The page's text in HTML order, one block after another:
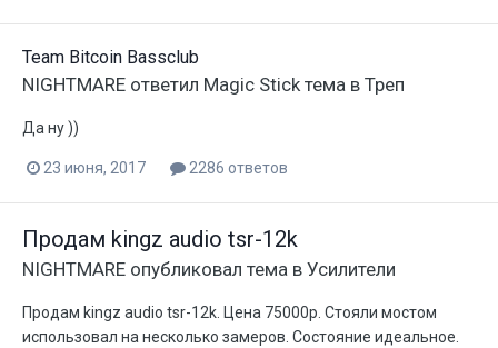
Team Bitcoin Bassclub
NIGHTMARE ответил Magic Stickтема в Треп
Да ну ))
23 июня, 2017 2286 ответов
Продам kingz audio tsr-12k
NIGHTMARE опубликовал тема в Усилители
Продам kingz audio tsr-12k. Цена 75000р. Стояли мостом
использовал на несколько замеров. Состояние идеальное.